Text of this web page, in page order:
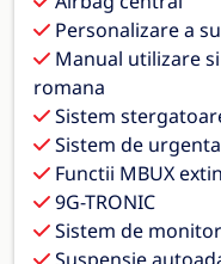
Personalizare a
Manual utilizare
romana
Sistem
Sistem de
Functii MBUX
9G-TRONIC
Sistem de